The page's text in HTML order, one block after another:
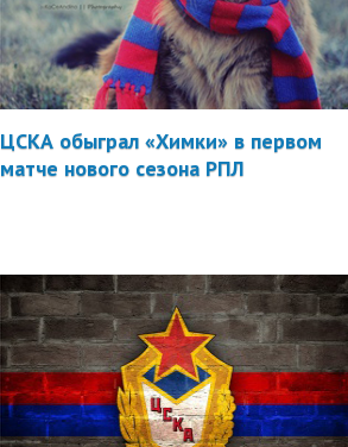
ЦСКА обыграл «Химки» в первом
матче нового сезона РПЛ